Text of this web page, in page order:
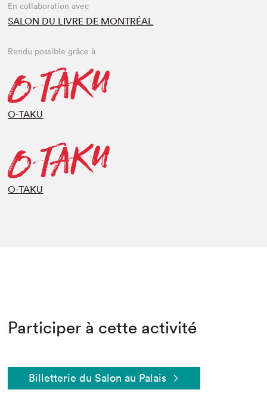
En collaboration avec
SALON DU LIVRE DE MONTRÉAL
Rendu possible grâce à
O-TAKU
O-TAKU
Participer à cette activité
Billetterie du Salon au Palais